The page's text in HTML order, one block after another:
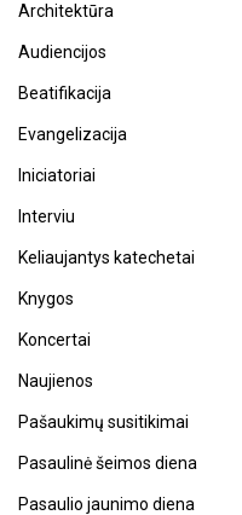
Architektūra
Audiencijos
Beatifikacija
Evangelizacija
Iniciatoriai
Interviu
Keliaujantys katechetai
Knygos
Koncertai
Naujienos
Pašaukimų susitikimai
Pasaulinė šeimos diena
Pasaulio jaunimo diena